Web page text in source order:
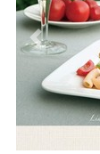
Previous